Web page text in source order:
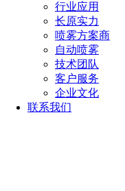
行业应用
长原实力
喷雾方案商
自动喷雾
技术团队
客户服务
企业文化
联系我们
长原拥有数百台日
心、高速车床、铣床、
的五轴加工中心最高生
机精度可达0.005mm。
金属喷嘴产能：80
系统设备产能：50套/月。